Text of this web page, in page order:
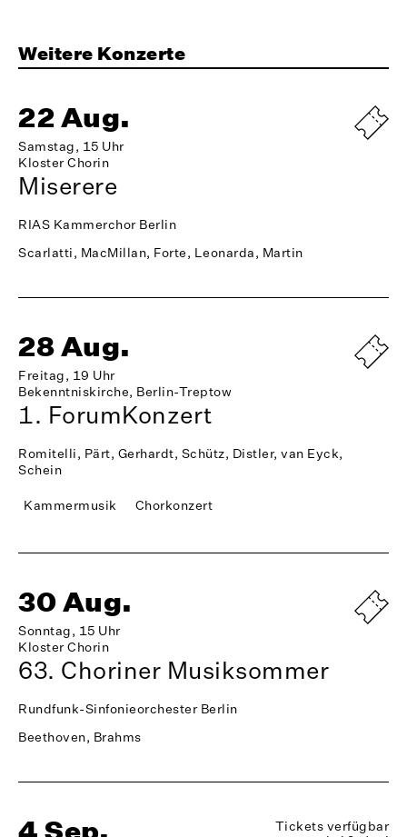
Weitere Konzerte
22 Aug.
Samstag, 15 Uhr
Kloster Chorin
Miserere
RIAS Kammerchor Berlin
Scarlatti, MacMillan, Forte, Leonarda, Martin
28 Aug.
Freitag, 19 Uhr
Bekenntniskirche, Berlin-Treptow
1. ForumKonzert
Romitelli, Pärt, Gerhardt, Schütz, Distler, van Eyck,
Schein
Kammermusik Chorkonzert
30 Aug.
Sonntag, 15 Uhr
Kloster Chorin
63. Choriner Musiksommer
Rundfunk-Sinfonieorchester Berlin
Beethoven, Brahms
Tickets verfügbar